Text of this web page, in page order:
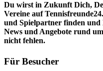
Du wirst in Zukunft Dich,
Vereine auf
und Spielpartner finden
News und Angebote rund
nicht fehlen.
Für Besucher